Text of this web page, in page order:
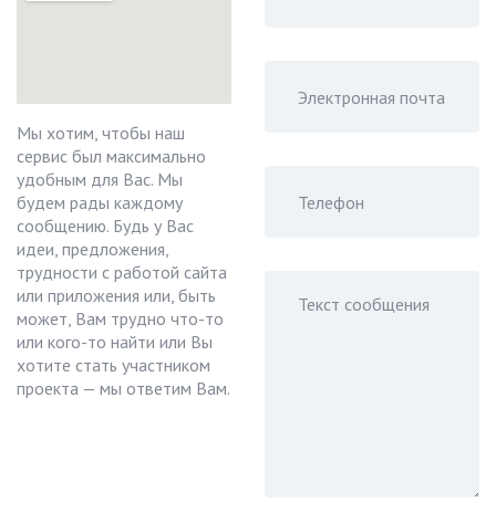
Мы хотим, чтобы наш
сервис был максимально
удобным для Вас. Мы
будем рады каждому
сообщению. Будь у Вас
идеи, предложения,
трудности с работой сайта
или приложения или, быть
может, Вам трудно что-то
или кого-то найти или Вы
хотите стать участником
проекта — мы ответим Вам.